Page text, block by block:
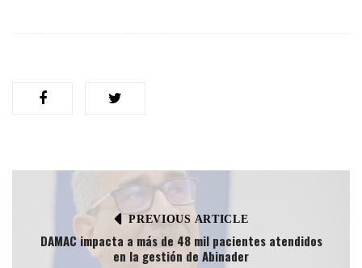
PREVIOUS ARTICLE
DAMAC impacta a más de 48 mil pacientes atendidos
en la gestión de Abinader